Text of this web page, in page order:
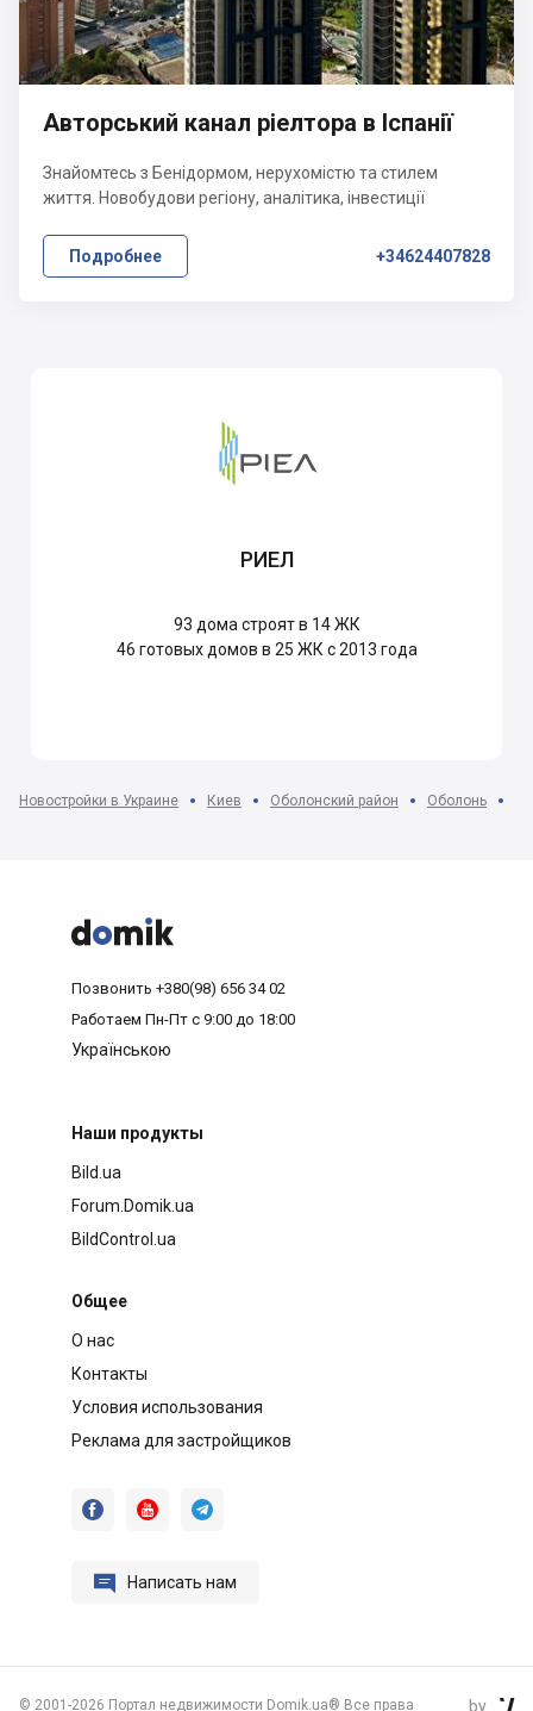
Авторський канал ріелтора в Іспанії
Знайомтесь з Бенідормом, нерухомістю та стилем
життя. Новобудови регіону, аналітика, інвестиції
Подробнее +34624407828
РИЕЛ
93 дома строят в 14 ЖК
46 готовых домов в 25 ЖК с 2013 года
Новостройки в Украине Киев Оболонский район Оболонь



Позвонить +380(98) 656 34 02
Работаем Пн-Пт с 9:00 до 18:00
Українською
Наши продукты
Bild.ua
Forum.Domik.ua
BildControl.ua
Общее
О нас
Контакты
Условия использования
Реклама для застройщиков
  
 Написать нам
© 2001-2026 Портал недвижимости Domik.ua® Все права by